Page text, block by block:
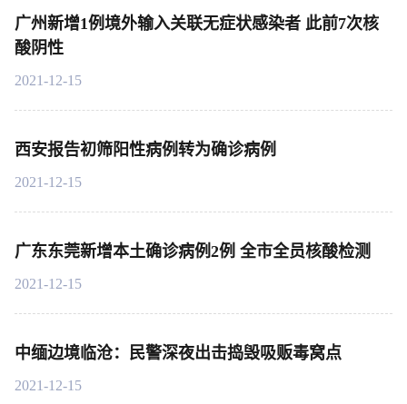
广州新增1例境外输入关联无症状感染者 此前7次核
酸阴性
2021-12-15
西安报告初筛阳性病例转为确诊病例
2021-12-15
广东东莞新增本土确诊病例2例 全市全员核酸检测
2021-12-15
中缅边境临沧：民警深夜出击捣毁吸贩毒窝点
2021-12-15